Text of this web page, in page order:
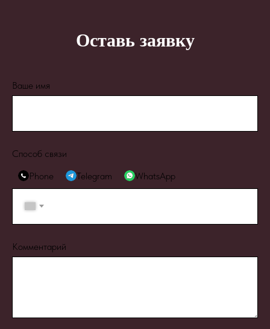
Оставь заявку
Ваше имя
Способ связи
Phone
Telegram WhatsApp
Комментарий